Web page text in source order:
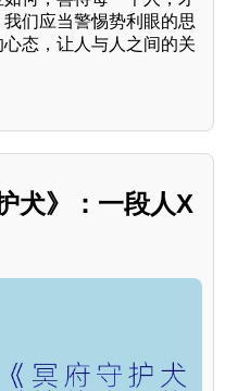
们应当警惕势利眼的思
态，让人与人之间的关
犬》：一段人X